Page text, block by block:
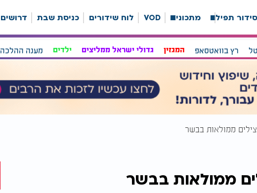
סידור תפילה מתכונים VOD לוח שידורים כניסת שבת דרושים
רץ בוואטסאפ המגזין גדולי ישראל ממליצים ילדים מענה ההלכה
ממולאות בבשר
ממולאות בבשר